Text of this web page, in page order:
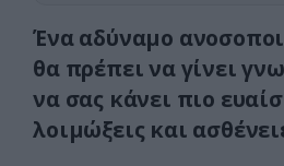
Ένα αδύναμο
θα πρέπει να γίνει
να σας κάνει πιο
λοιμώξεις και